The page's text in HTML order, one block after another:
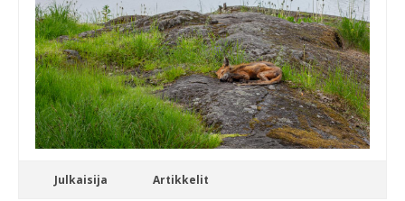
Julkaisija Artikkelit